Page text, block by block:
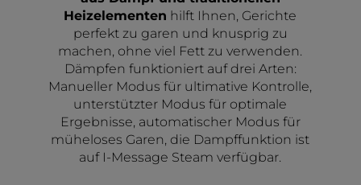
Heizelementen hilft Ihnen, Gerichte
perfekt zu garen und knusprig zu
machen, ohne viel Fett zu verwenden.
Dämpfen funktioniert auf drei Arten:
Manueller Modus für ultimative Kontrolle,
unterstützter Modus für optimale
Ergebnisse, automatischer Modus für
müheloses Garen, die Dampffunktion ist
auf I-Message Steam verfügbar.